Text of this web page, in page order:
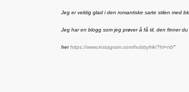
Jeg er veldig glad i den romantiske sarte stilen med
Jeg har en blogg som jeg prøver å få til, den finner
herhttps://www.instagram.com/hobbyfrik/?hl=nb"